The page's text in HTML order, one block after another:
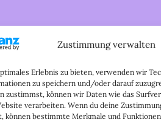
Zustimmung verwalten
Erlebnis zu bieten, verwenden wir
zu speichern und/oder darauf
zustimmst, können wir Daten wie das
verarbeiten. Wenn du deine
können bestimmte Merkmale und